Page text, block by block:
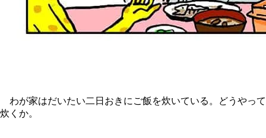
わが家はだいたい二日おきにご飯を炊いている。どうやって
炊くか。